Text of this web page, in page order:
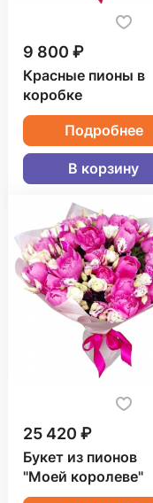
9 800 ₽
Красные пионы в
коробке
Подробнее
В корзину
25 420 ₽
Букет из пионов
"Моей королеве"